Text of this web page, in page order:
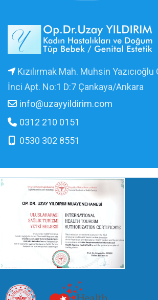
Kızılırmak Mah. Muhsin
İnci Apt. No:1 D:7 Çankaya/Ankara
info@uzayyildirim.com
0312 210 0151
0530 302 8551